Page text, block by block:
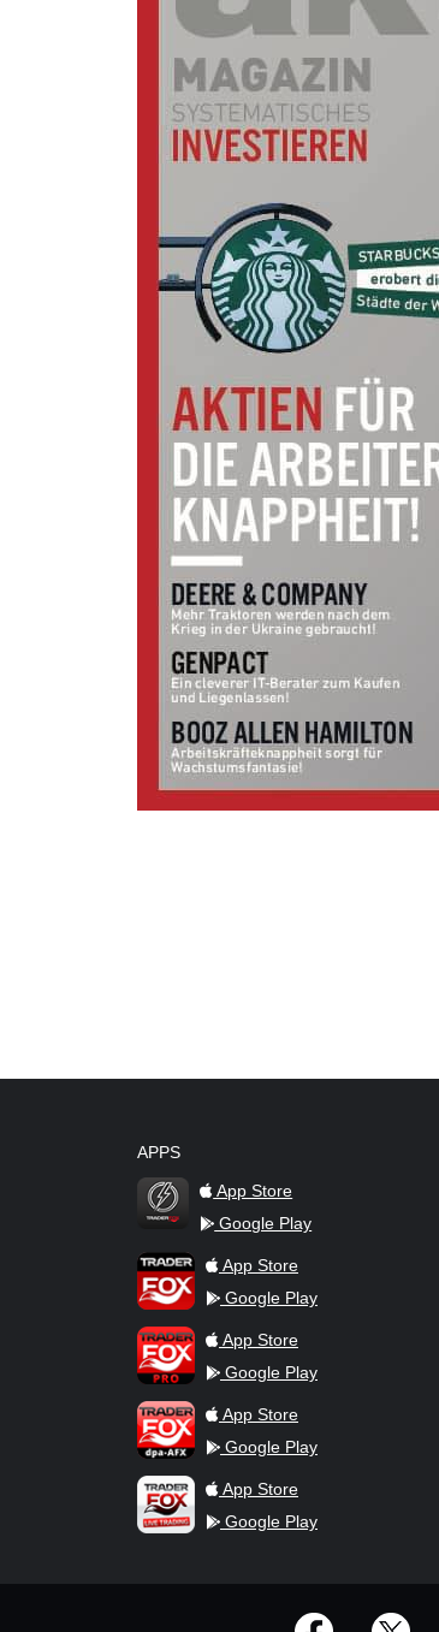
APPS
TraderFox Flash
App Store
Google Play
TraderFox AppApp Store
Google Play
TraderFox ProApp Store
Google Play
TraderFox dpa-AFX ProFeed
App Store
Google Play
TraderFox Live Trading
App Store
Google Play
offizielle Social Media-Accounts